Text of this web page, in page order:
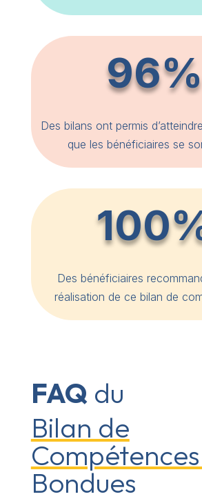
96%
Des bilans ont permis
que les bénéficiaires se
Des bénéficiaires
réalisation de ce bilan de
FAQdu
Bilan de
Compétences
Bondues